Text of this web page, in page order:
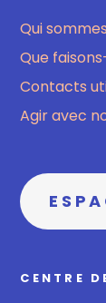
Qui
Que
Contacts
Agir avec
CENTRE